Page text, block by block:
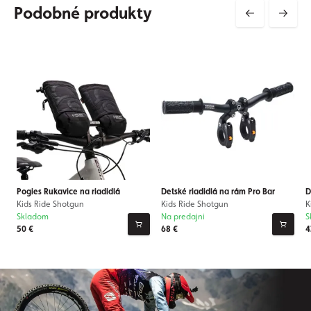
Podobné produkty
Pogies Rukavice na riadidlá
Kids Ride Shotgun
50 €
Skladom
Detské riadidlá na rám Pro Bar
Kids Ride Shotgun
68 €
Na predajni